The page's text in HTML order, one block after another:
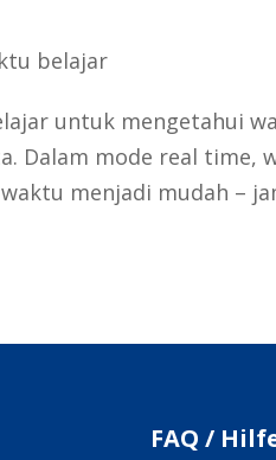
belajar
untuk mengetahui
Dalam mode real time,
menjadi mudah –
FAQ /